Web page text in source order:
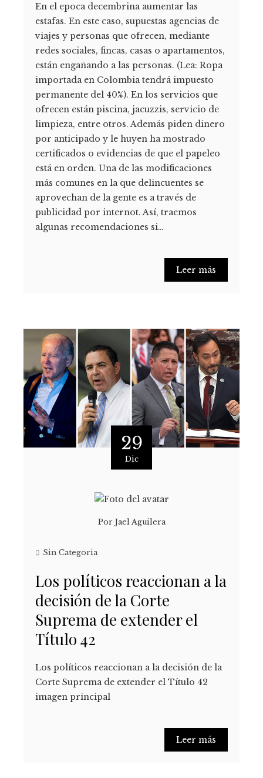
En el epoca decembrina aumentar las
estafas. En este caso, supuestas agencias de
viajes y personas que ofrecen, mediante
redes sociales, fincas, casas o apartamentos,
están engañando a las personas. (Lea: Ropa
importada en Colombia tendrá impuesto
permanente del 40%). En los servicios que
ofrecen están piscina, jacuzzis, servicio de
limpieza, entre otros. Además piden dinero
por anticipado y le huyen ha mostrado
certificados o evidencias de que el papeleo
está en orden. Una de las modificaciones
más comunes en la que delincuentes se
aprovechan de la gente es a través de
publicidad por internot. Así, traemos
algunas recomendaciones si…
Leer más
29
Dic
Por Jael Aguilera
Sin Categoria
Los políticos reaccionan a la
decisión de la Corte
Suprema de extender el
Título 42
Los políticos reaccionan a la decisión de la
Corte Suprema de extender el Título 42
imagen principal
Leer más